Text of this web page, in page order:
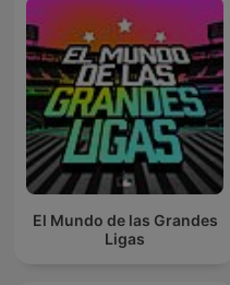
El Mundo de las Grandes
Ligas